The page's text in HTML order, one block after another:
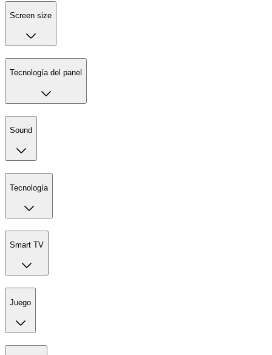
Screen size
Tecnología del panel
Sound
Tecnología
Smart TV
Juego